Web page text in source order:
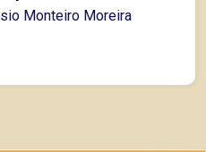
Monteiro Moreira